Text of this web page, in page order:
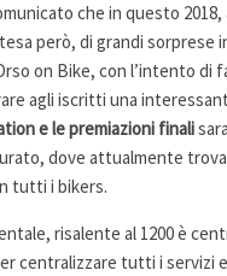
che in questo
però, di grandi sorprese
on Bike, con l’intento
agli iscritti una
e le premiazioni finali
dove attualmente trova
tutti i bikers.
risalente al 1200 è
centralizzare tutti i servizi